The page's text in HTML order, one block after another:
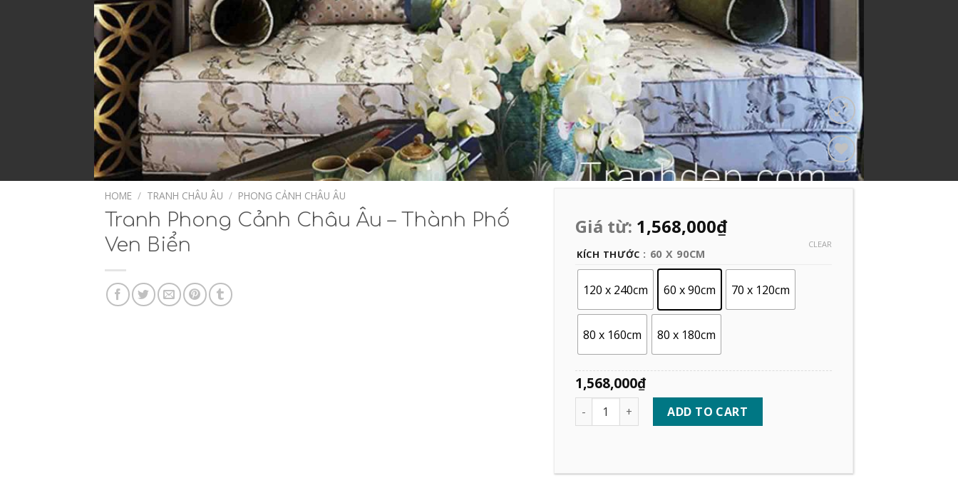
Add to
HOME / TRANH CHÂU ÂU / PHONG CẢNH CHÂU ÂU
Tranh Phong Cảnh Châu Âu – Thành Phố
Ven Biển
Giá từ: 1,568,000₫
KÍCH THƯỚC : 60 X 90CM
120 x 240cm 60 x 90cm 70 x 120cm
80 x 160cm 80 x 180cm
CLEAR
1,568,000₫
Quantity ADD TO CART